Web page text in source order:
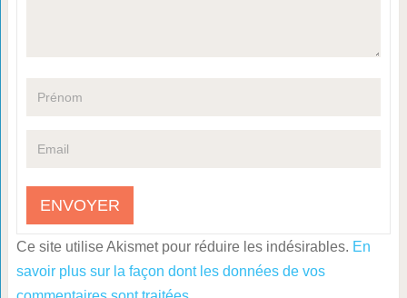
Ce site utilise Akismet pour réduire les indésirables. En
savoir plus sur la façon dont les données de vos